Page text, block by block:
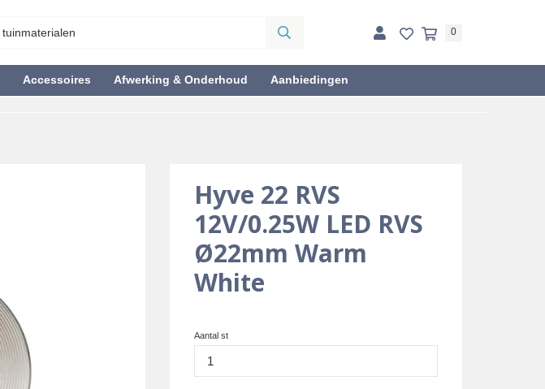
0
Accessoires Afwerking & Onderhoud Aanbiedingen
Hyve 22 RVS
12V/0.25W LED RVS
Ø22mm Warm
White
Aantal st